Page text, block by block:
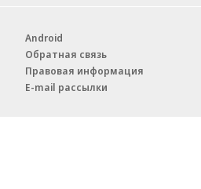
Android
Обратная связь
Правовая информация
E-mail рассылки